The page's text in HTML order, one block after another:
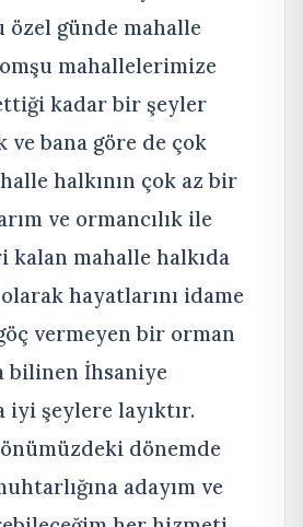
günde mahalle
mahallelerimize
kadar bir şeyler
ve bana göre de çok
halkının çok az bir
ve ormancılık ile
kalan mahalle halkıda
hayatlarını idame
vermeyen bir orman
bilinen İhsaniye
iyi şeylere layıktır.
dönemde
adayım ve